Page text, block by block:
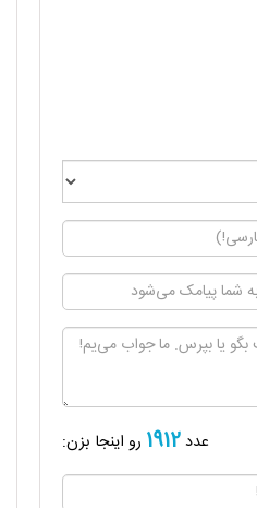
عدد1912 رو اینجا بزن: